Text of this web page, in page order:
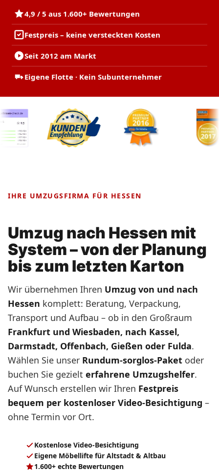
4,9 / 5 aus 1.600+ Bewertungen
Festpreis – keine versteckten Kosten
Seit 2012 am Markt
Eigene Flotte · Kein Subunternehmer
IHRE UMZUGSFIRMA FÜR HESSEN
Umzug nach Hessen mit
System – von der Planung
bis zum letzten Karton
Wir übernehmen Ihren Umzug von und nach
Hessen komplett: Beratung, Verpackung,
Transport und Aufbau – ob in den Großraum
Frankfurt und Wiesbaden, nach Kassel,
Darmstadt, Offenbach, Gießen oder Fulda.
Wählen Sie unser Rundum-sorglos-Paket oder
buchen Sie gezielt erfahrene Umzugshelfer.
Auf Wunsch erstellen wir Ihren Festpreis
bequem per kostenloser Video-Besichtigung –
ohne Termin vor Ort.
Kostenlose Video-Besichtigung
Eigene Möbellifte für Altstadt & Altbau
1.600+ echte Bewertungen